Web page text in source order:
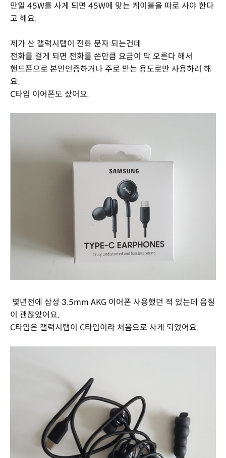
만일 45W를 사게 되면 45W에 맞는 케이블을 따로 사야 한다
고 해요.
제가 산 갤럭시탭이 전화 문자 되는건데
전화를 걸게 되면 전화를 쓴만큼 요금이 막 오른다 해서
핸드폰으로 본인인증하거나 주로 받는 용도로만 사용하려 해
요.
C타입 이어폰도 샀어요.
몇년전에 삼성 3.5mm AKG 이어폰 사용했던 적 있는데 음질
이 괜찮았어요.
C타입은 갤럭시탭이 C타입이라 처음으로 사게 되었어요.